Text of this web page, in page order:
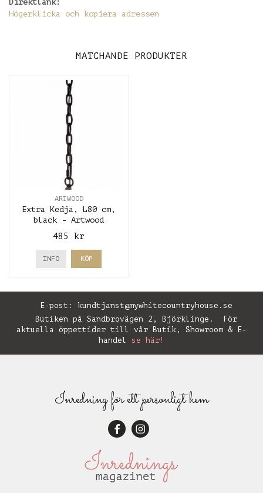
Direktlänk:
Högerklicka och kopiera adressen
MATCHANDE PRODUKTER
ARTWOOD
Extra Kedja, L80 cm,
black - Artwood
485 kr
INFO KÖP
E-post: kundtjanst@mywhitecountryhouse.se
Butiken på Sandbrovägen 2, Björklinge. För
aktuella öppettider till vår Butik, Showroom & E-
handel se här!
Inredning för ett personligt hem